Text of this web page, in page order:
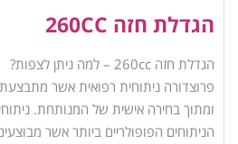
הגדלת חזה 260CC
פרוצדורה ניתוחית רפואית אשר מתבצעת
ומתוך בחירה אישית של המנותחת.
הניתוחים הפופולריים ביותר אשר